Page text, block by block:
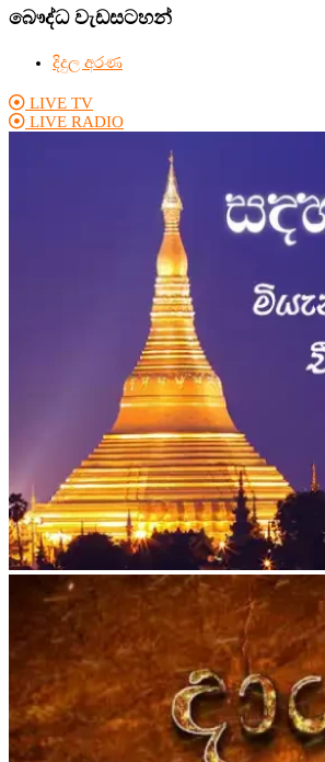
බෞද්ධ වැඩසටහන්
දිදුල අරණ
LIVE TV
LIVE RADIO